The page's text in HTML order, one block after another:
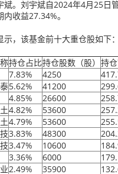
斌。刘宇斌自2024年4月25日
收益27.34%。
，该基金前十大重仓股如下：
持仓占比持仓股数（股） 持仓
7.83% 4250
5.62% 41200
4.85% 26600
4.82% 53600
4.79% 53600
3.83% 48300
3.47% 10600
3.36% 6000
2.49% 35900